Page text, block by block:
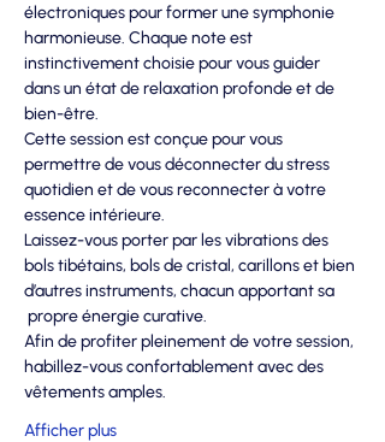
électroniques pour former une symphonie
harmonieuse. Chaque note est
instinctivement choisie pour vous guider
dans un état de relaxation profonde et de
bien-être.
Cette session est conçue pour vous
permettre de vous déconnecter du stress
quotidien et de vous reconnecter à votre
essence intérieure.
Laissez-vous porter par les vibrations des
bols tibétains, bols de cristal, carillons et bien
d’autres instruments, chacun apportant sa
propre énergie curative.
Afin de profiter pleinement de votre session,
habillez-vous confortablement avec des
vêtements amples.
Afficher plus